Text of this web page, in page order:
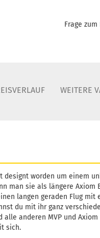
Frage
WEITERE
designt worden um einem
man sie als längere Axiom
langen geraden Flug mit
du mit ihr ganz
anderen MVP und
sich.